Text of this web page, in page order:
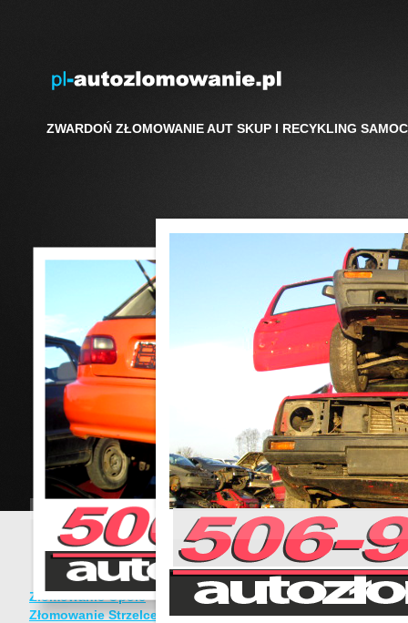
ZWARDOŃ ZŁOMOWANIE AUT SKUP I RECYKLING
Złomowanie Opole
Złomowanie Strzelce Opolskie